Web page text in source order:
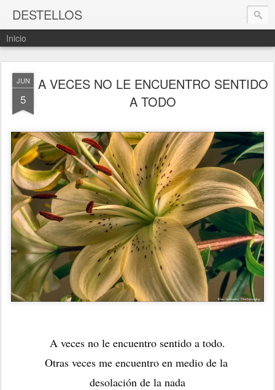
DESTELLOS
Inicio
JUN
5
A VECES NO LE ENCUENTRO SENTIDO
A TODO
A veces no le encuentro sentido a todo.
Otras veces me encuentro en medio de la
desolación de la nada